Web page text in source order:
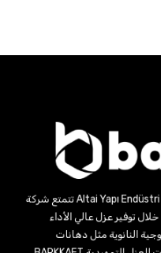
تتمتع شركة Altai Yapı Endüstri AŞ بمكانة رائدة في قطاع العزل في تركيا.
توفير عزل عالي الأداء
النانوية مثل دهانات